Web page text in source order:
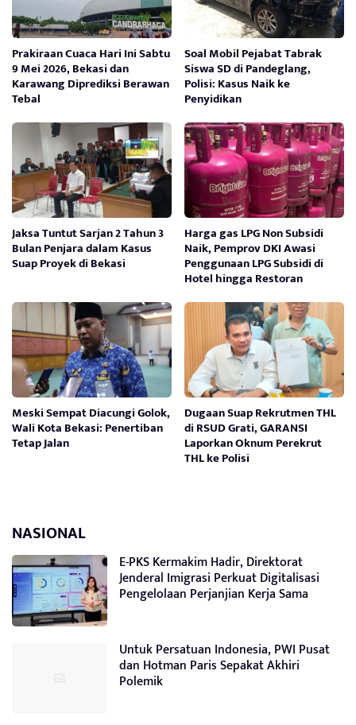
Prakiraan Cuaca Hari Ini Sabtu
9 Mei 2026, Bekasi dan
Karawang Diprediksi Berawan
Tebal
Soal Mobil Pejabat Tabrak
Siswa SD di Pandeglang,
Polisi: Kasus Naik ke
Penyidikan
Jaksa Tuntut Sarjan 2 Tahun 3
Bulan Penjara dalam Kasus
Suap Proyek di Bekasi
Harga gas LPG Non Subsidi
Naik, Pemprov DKI Awasi
Penggunaan LPG Subsidi di
Hotel hingga Restoran
Meski Sempat Diacungi Golok,
Wali Kota Bekasi: Penertiban
Tetap Jalan
Dugaan Suap Rekrutmen THL
di RSUD Grati, GARANSI
Laporkan Oknum Perekrut
THL ke Polisi
NASIONAL
E-PKS Kermakim Hadir, Direktorat
Jenderal Imigrasi Perkuat Digitalisasi
Pengelolaan Perjanjian Kerja Sama
Untuk Persatuan Indonesia, PWI Pusat
dan Hotman Paris Sepakat Akhiri
Polemik